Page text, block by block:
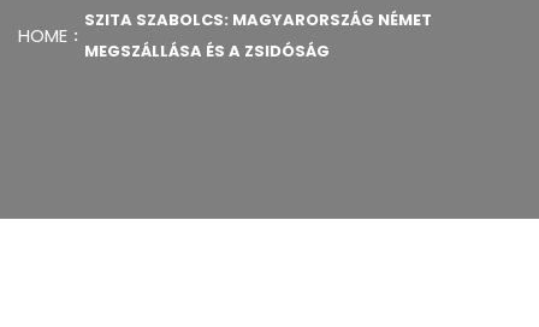
HOME
SZITA SZABOLCS: MAGYARORSZÁG NÉMET
MEGSZÁLLÁSA ÉS A ZSIDÓSÁG